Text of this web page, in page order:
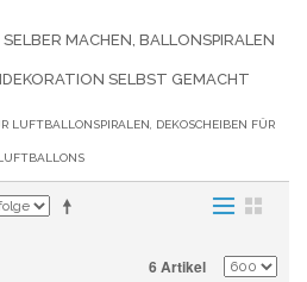
MACHEN, BALLONSPIRALEN
SELBST GEMACHT
LUFTBALLONSPIRALEN, DEKOSCHEIBEN FÜR
6 Artikel